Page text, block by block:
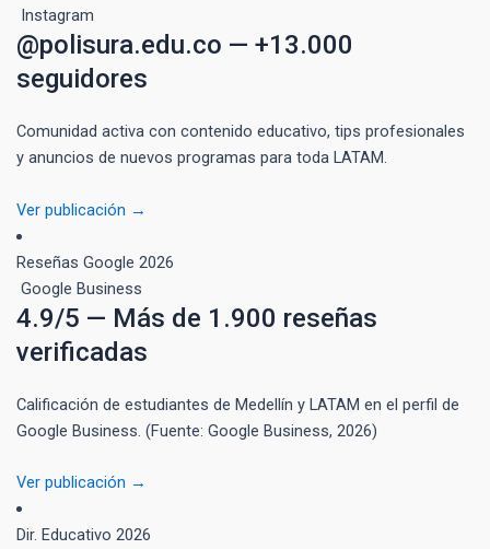
Instagram
@polisura.edu.co — +13.000
seguidores
Comunidad activa con contenido educativo, tips profesionales
y anuncios de nuevos programas para toda LATAM.
Ver publicación →
Reseñas Google 2026
Google Business
4.9/5 — Más de 1.900 reseñas
verificadas
Calificación de estudiantes de Medellín y LATAM en el perfil de
Google Business. (Fuente: Google Business, 2026)
Ver publicación →
Dir. Educativo 2026